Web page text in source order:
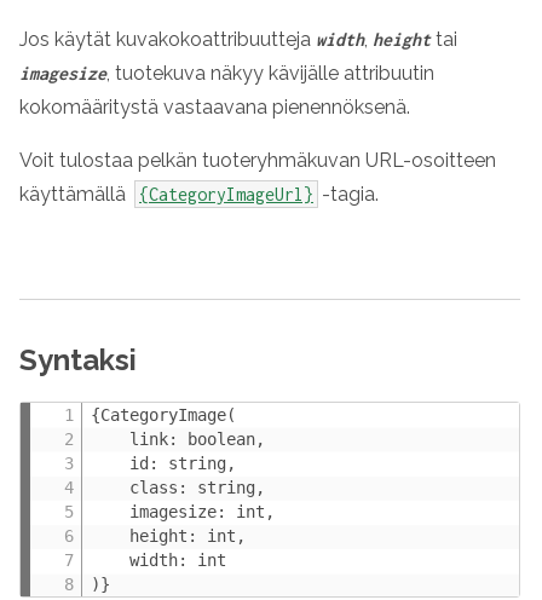
Jos käytät kuvakokoattribuutteja width, heighttai
imagesize, tuotekuva näkyy kävijälle attribuutin
kokomääritystä vastaavana pienennöksenä.
Voit tulostaa pelkän tuoteryhmäkuvan URL-osoitteen
käyttämällä
{CategoryImageUrl} -tagia.
Syntaksi
{CategoryImage(
    link: boolean,
    id: string,
    class: string,
    imagesize: int,
    height: int,
    width: int
)}